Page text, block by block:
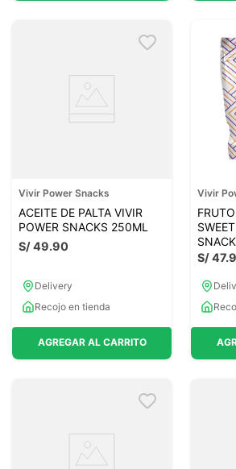
Vivir Power Snacks
ACEITE DE PALTA VIVIR
POWER SNACKS 250ML
S/49.90
Delivery
Recojo en tienda
AGREGAR AL CARRITO
Vivir
S/47.